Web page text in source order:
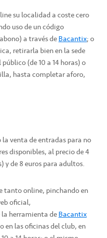
su localidad a coste cero
uso de un código
a través deBacantix; o
retirarla bien en la sede
(de 10 a 14 horas) o
hasta completar aforo,
venta de entradas para no
disponibles, al precio de 4
y de 8 euros para adultos.
tanto online, pinchando en
oficial,
la herramienta deBacantix
en las oficinas del club, en